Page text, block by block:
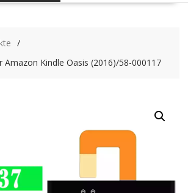
Amazon Kindle Oasis (2016)/58-000117